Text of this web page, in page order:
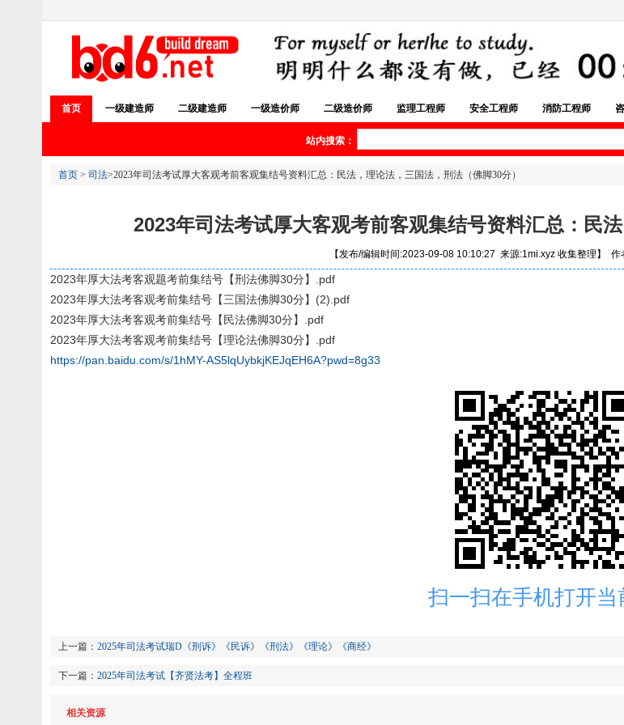
首页 一级建造师 二级建造师 一级造价师 二级造价师 监理工程师 安全工程师 消防工程师
站内搜索：
首页 > 司法 >2023年司法考试厚‮客大‬观考前客‮集观‬结号‮料资‬汇总：民法，理论法，三国法，刑法（佛脚30分）
2023年司法考试厚‮客
【发布/编辑时间:2023-09-08 10:10:27 来源:1mi.xyz 收集整理】
2023年厚大法考客观题考前集结号【刑法佛脚30分】.pdf
2023年厚大法考客观考前集结号【三国法佛脚30分】(2).pdf
2023年厚大法考客观考前集结号【民法佛脚30分】.pdf
2023年厚大法考客观考前集结号【理论法佛脚30分】.pdf
https://pan.baidu.com/s/1hMY-AS5lqUybkjKEJqEH6A?pwd=8g33
扫一扫在手机打开当
上一篇： 2025年司法考试瑞D《刑诉》《民诉》《刑法》《理论》《商经》
下一篇： 2025年司法考试【齐贤法考】全程班
相关资源